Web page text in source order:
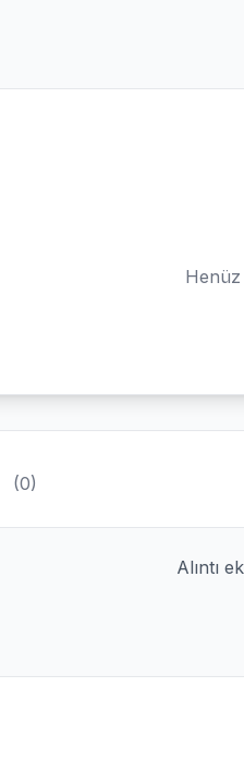
Henüz
(0)
Alıntı